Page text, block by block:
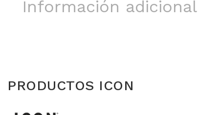
Información adicional
PRODUCTOS ICON